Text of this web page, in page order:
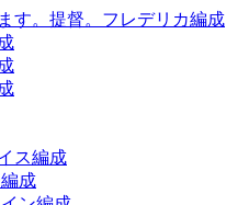
す。提督。フレデリカ編成
ス編成
成